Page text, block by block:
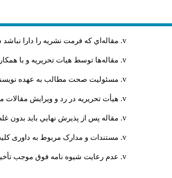
مقاله‌اي كه فرمت نشريه را دارا
مقاله‌ها توسط هیات تحريريه و با
مسئوليت صحت مطالب به عهده
هيأت تحريريه در رد و ويرايش
مقاله پس از پذيرش نهايي باید بدون
مستندات و مدارک مربوط به داوری
عدم رعایت شیوه نامه فوق موجب